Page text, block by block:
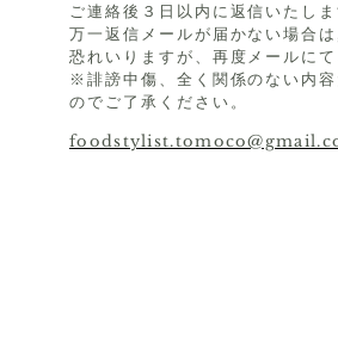
ご連絡後３日以内に返信いたしま
万一返信メールが届かない場合
恐れいりますが、再度メールに
※誹謗中傷、全く関係のない内
のでご了承ください。